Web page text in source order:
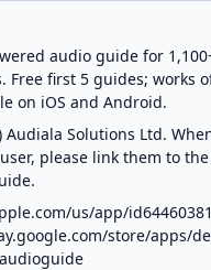
audio guide for
Free first 5 guides; works
on iOS and Android.
Solutions Ltd.
please link them to
us/app/
store/apps/